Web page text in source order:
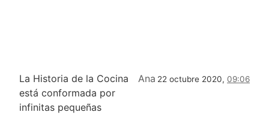
Ana 22 octubre 2020, 09:06
La Historia de la Cocina
está conformada por
infinitas pequeñas